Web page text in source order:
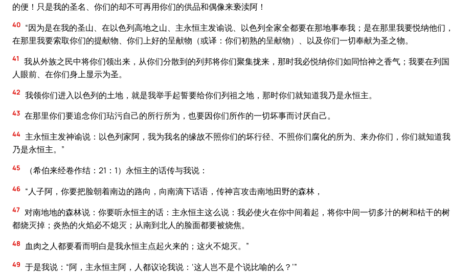
的便！只是我的圣名、你们的却不可再用你们的供品和偶像来亵渎阿！
40 “因为是在我的圣山、在以色列高地之山、主永恒主发谕说、以色列全家全都要在那地事奉我；是在那里我要悦纳他们，
在那里我要索取你们的提献物、你们上好的呈献物（或译：你们初熟的呈献物）、以及你们一切奉献为圣之物。
41
我从外族之民中将你们领出来，从你们分散到的列邦将你们聚集拢来，那时我必悦纳你们如同怡神之香气；我要在列国
人眼前、在你们身上显示为圣。
42 我领你们进入以色列的土地，就是我举手起誓要给你们列祖之地，那时你们就知道我乃是永恒主。
43 在那里你们要追念你们玷污自己的所行所为，也要因你们所作的一切坏事而讨厌自己。
44 主永恒主发神谕说：以色列家阿，我为我名的缘故不照你们的坏行径、不照你们腐化的所为、来办你们，你们就知道我
乃是永恒主。”
45 （希伯来经卷作结：21：1）永恒主的话传与我说：
46 “人子阿，你要把脸朝着南边的路向，向南滴下话语，传神言攻击南地田野的森林，
47 对南地地的森林说：你要听永恒主的话：主永恒主这么说：我必使火在你中间着起，将你中间一切多汁的树和枯干的树
都烧灭掉；炎热的火焰必不熄灭；从南到北人的脸面都要被烧焦。
48 血肉之人都要看而明白是我永恒主点起火来的；这火不熄灭。”
49 于是我说：“阿，主永恒主阿，人都议论我说：‘这人岂不是个说比喻的么？’”